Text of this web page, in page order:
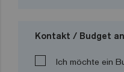
Kontakt / Budget
Ich möchte ein